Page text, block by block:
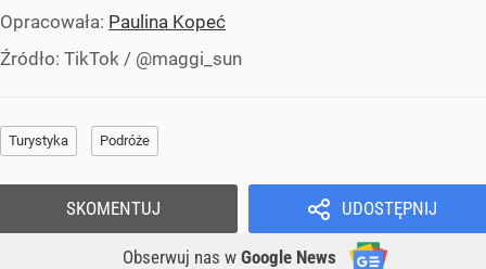
Opracowała: Paulina Kopeć
Źródło: TikTok / @maggi_sun
Turystyka Podróże
UDOSTĘPNIJ
Obserwuj nas w Google News
SKOMENTUJ